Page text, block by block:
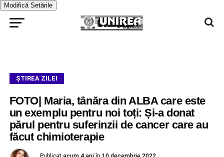
Modifică Setările
ŞTIREA ZILEI
FOTO| Maria, tânăra din ALBA care este
un exemplu pentru noi toți: Și-a donat
părul pentru suferinzii de cancer care au
făcut chimioterapie